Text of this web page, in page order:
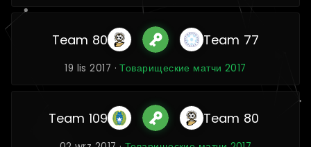
Team 80 Team 77
19 lis 2017 ·Товарищеские матчи 2017
Team 109 Team 80